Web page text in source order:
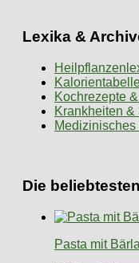
Lexika &
Kochrezepte
Krankheiten &
Medizinisches
Die
Pasta mit